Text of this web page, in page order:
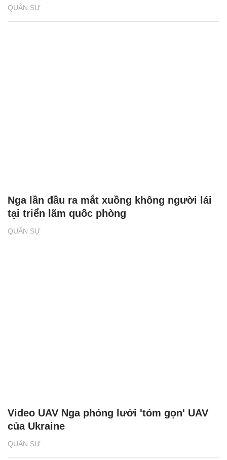
QUÂN SỰ
QUÂN SỰ
Nga lần đầu ra mắt xuồng không người lái
tại triển lãm quốc phòng
QUÂN SỰ
Video UAV Nga phóng lưới 'tóm gọn' UAV
của Ukraine